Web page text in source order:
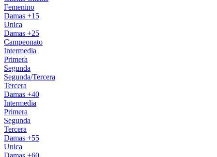
Femenino
Damas +15
Unica
Damas +25
Campeonato
Intermedia
Primera
Segunda
Segunda/Tercera
Tercera
Damas +40
Intermedia
Primera
Segunda
Tercera
Damas +55
Unica